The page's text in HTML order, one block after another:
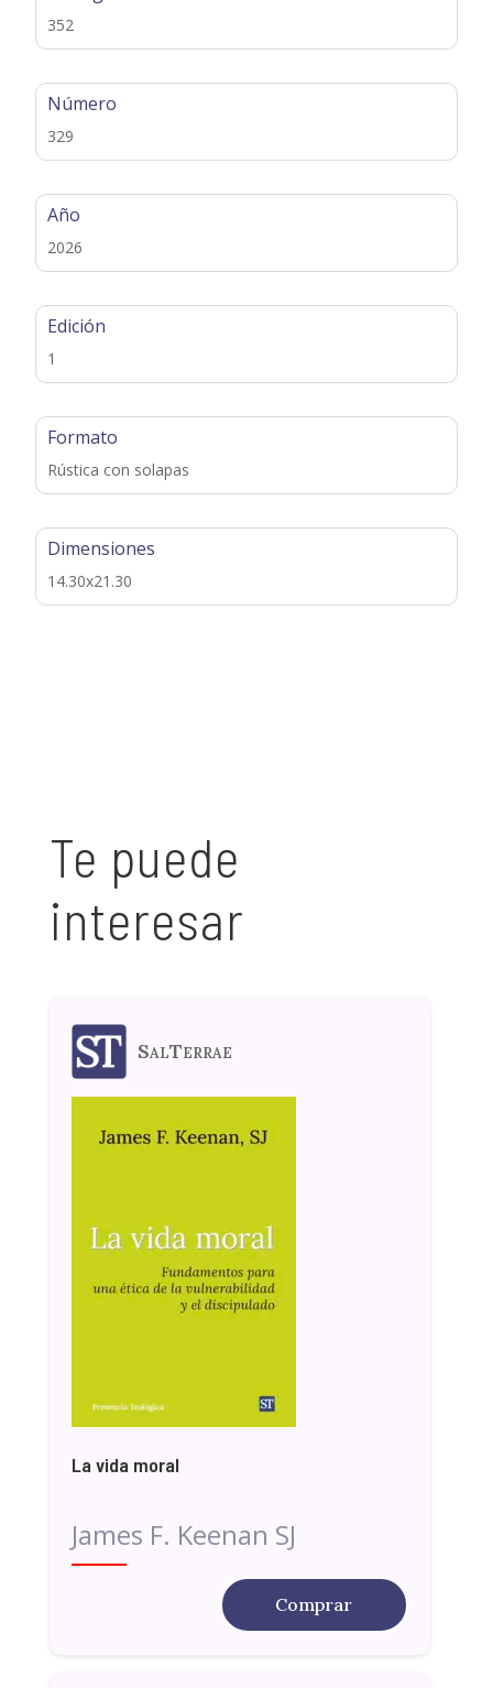
352
Número
329
Año
2026
Edición
1
Formato
Rústica con solapas
Dimensiones
14.30x21.30
Te puede
interesar
SalTerrae
La vida moral
James F. Keenan SJ
Comprar